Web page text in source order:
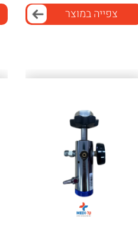
צפייה במוצר